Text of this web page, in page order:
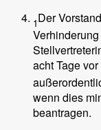
1Der
acht Tage
wenn dies
beantragen.